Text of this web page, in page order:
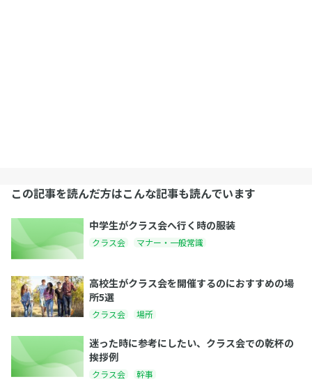
この記事を読んだ方はこんな記事も読んでいます
中学生がクラス会へ行く時の服装
クラス会 マナー・一般常識
高校生がクラス会を開催するのにおすすめの場
所5選
クラス会 場所
迷った時に参考にしたい、クラス会での乾杯の
挨拶例
クラス会 幹事